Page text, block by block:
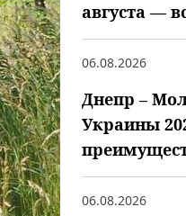
августа —
06.08.2026
Днепр –
Украины
06.08.2026